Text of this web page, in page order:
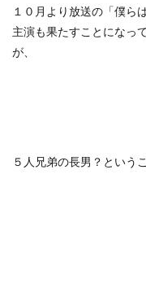
１０月より放送の「僕ら
主演も果たすことになっ
が、
５人兄弟の長男？という